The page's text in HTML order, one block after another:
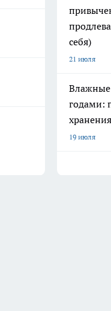
себя)
21 июля
Влажные
годами:
19 июля